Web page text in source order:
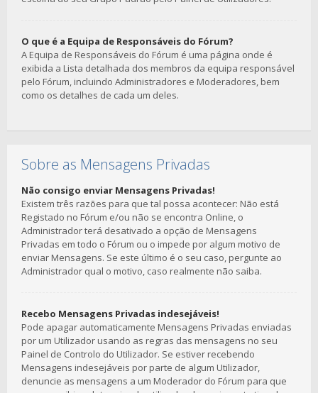
O que é a Equipa de Responsáveis do Fórum?
A Equipa de Responsáveis do Fórum é uma página onde é
exibida a Lista detalhada dos membros da equipa responsável
pelo Fórum, incluindo Administradores e Moderadores, bem
como os detalhes de cada um deles.
Sobre as Mensagens Privadas
Não consigo enviar Mensagens Privadas!
Existem três razões para que tal possa acontecer: Não está
Registado no Fórum e/ou não se encontra Online, o
Administrador terá desativado a opção de Mensagens
Privadas em todo o Fórum ou o impede por algum motivo de
enviar Mensagens. Se este último é o seu caso, pergunte ao
Administrador qual o motivo, caso realmente não saiba.
Recebo Mensagens Privadas indesejáveis!
Pode apagar automaticamente Mensagens Privadas enviadas
por um Utilizador usando as regras das mensagens no seu
Painel de Controlo do Utilizador. Se estiver recebendo
Mensagens indesejáveis por parte de algum Utilizador,
denuncie as mensagens a um Moderador do Fórum para que